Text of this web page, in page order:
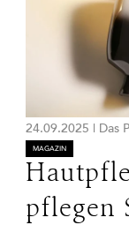
24.09.2025 | Das
MAGAZIN
pflegen